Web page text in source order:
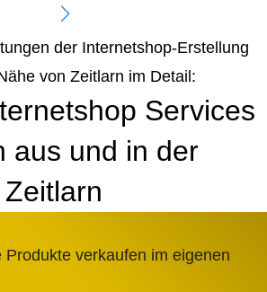
der Internetshop-Erstellung
von Zeitlarn im Detail:
Services
aus und in der
Produkte verkaufen im eigenen